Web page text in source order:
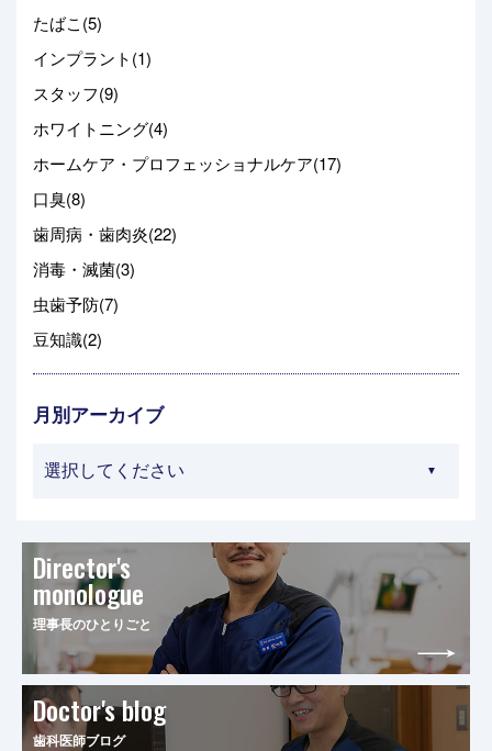
たばこ(5)
インプラント(1)
スタッフ(9)
ホワイトニング(4)
ホームケア・プロフェッショナルケア(17)
口臭(8)
歯周病・歯肉炎(22)
消毒・滅菌(3)
虫歯予防(7)
豆知識(2)
月別アーカイブ
Director's
monologue
理事長のひとりごと
Doctor's blog
歯科医師ブログ